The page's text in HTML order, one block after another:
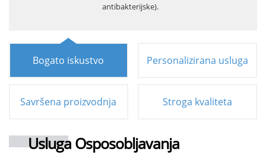
antibakterijske).
Bogato iskustvo Personalizirana usluga
Savršena proizvodnja Stroga kvaliteta
Usluga Osposobljavanja